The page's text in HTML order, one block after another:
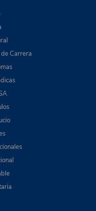
Carrera